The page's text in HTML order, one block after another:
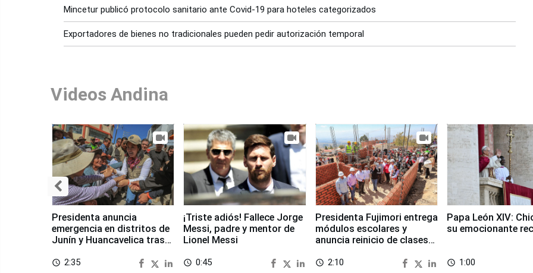
Mincetur publicó protocolo sanitario ante Covid-19 para hoteles categorizados
Exportadores de bienes no tradicionales pueden pedir autorización temporal
Videos Andina
Presidenta anuncia
emergencia en distritos de
Junín y Huancavelica tras
access_time 2:35
¡Triste adiós! Fallece Jorge
Messi, padre y mentor de
Lionel Messi
access_time 0:45
Presidenta Fujimori entrega
módulos escolares y
anuncia reinicio de clases
access_time 2:10
Papa León XIV:
su emocionante
access_time 1:00